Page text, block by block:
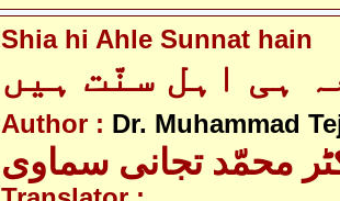
Shia hi Ahle Sunnat hain
Author : Dr. Muhammad
محمّد تجانی سماوی